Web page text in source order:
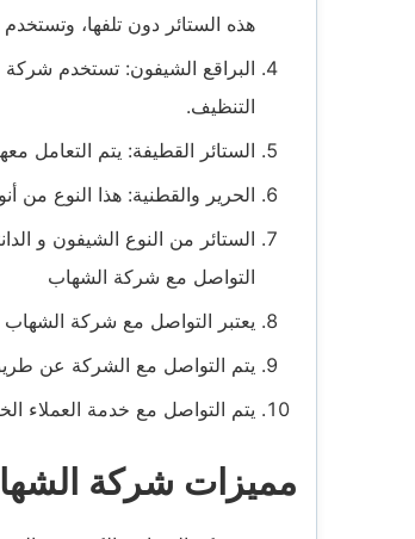
هذه الستائر دون تلفها،
البراقع الشيفون: تستخدم
التنظيف.
الستائر القطيفة: يتم التعامل
الحرير والقطنية: هذا النوع من
الستائر من النوع الشيفون و
التواصل مع شركة الشهاب
يعتبر التواصل مع شركة
يتم التواصل مع الشركة عن
يتم التواصل مع خدمة العملاء
مميزات شركة